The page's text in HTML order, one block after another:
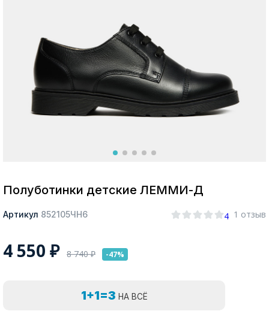
Москва
Да, все верно Изменить город
Полуботинки детские ЛЕММИ-Д
Артикул 852105ЧН6 4 1 отзыв
4 550 ₽ 8 740₽ -47%
1+1=3 НА ВСЁ